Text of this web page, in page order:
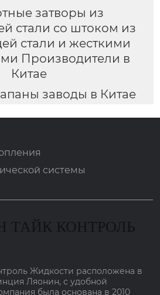
затворы из
стали со штоком из
стали и жесткими
Производители в
Китае
заводы в Китае
системы
ТАЙК КОНТРОЛЬ
Жидкости расположена в
Ляонин, с удобной
была основана в 2010